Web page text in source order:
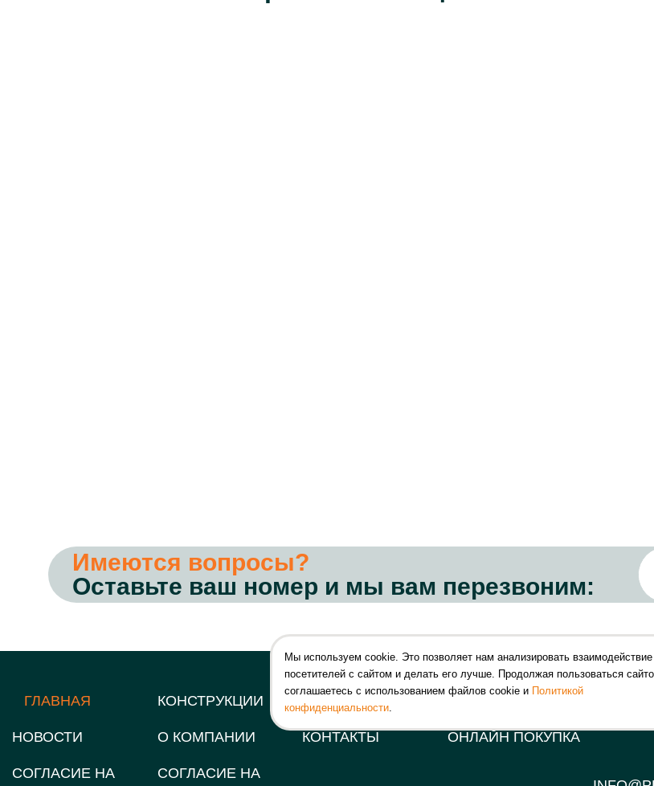
Имеются вопросы?
Оставьте ваш номер и мы вам перезвоним:
ГЛАВНАЯ КОНСТРУКЦИИ УСЛУГИ АКЦИИ
НОВОСТИ О КОМПАНИИ КОНТАКТЫ ОНЛАЙН ПОКУПКА
СОГЛАСИЕ НА
СОГЛАСИЕ НА
8 (831)
Мы используем cookie. Это позволяет нам анализировать взаимодействие
посетителей с сайтом и делать его лучше. Продолжая пользоваться
соглашаетесь с использованием файлов cookie и Политикой
конфиденциальности